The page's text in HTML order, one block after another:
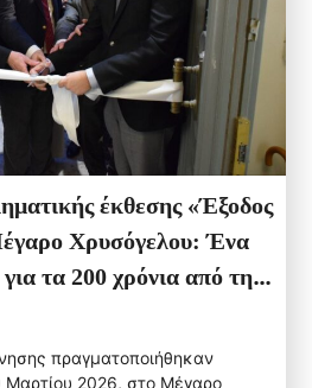
έκθεσης «Έξοδος
Χρυσόγελου: Ένα
τα 200 χρόνια από την
πραγματοποιήθηκαν
2026, στο Μέγαρο